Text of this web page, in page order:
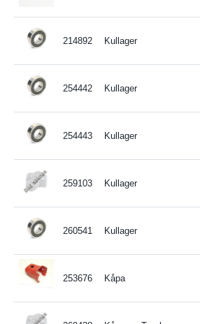
214892 Kullager
254442 Kullager
254443 Kullager
259103 Kullager
260541 Kullager
253676 Kåpa